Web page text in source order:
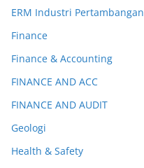
ERM Industri Pertambangan
Finance
Finance & Accounting
FINANCE AND ACC
FINANCE AND AUDIT
Geologi
Health & Safety